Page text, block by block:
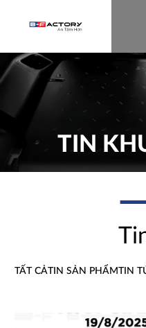
TIN
TẤT CẢTIN SẢN PHẨMTIN